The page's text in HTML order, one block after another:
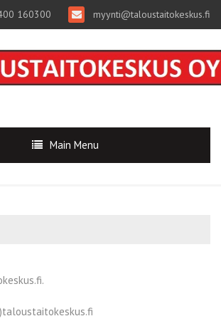
160300 myynti@taloustaitokeskus.fi
Main Menu